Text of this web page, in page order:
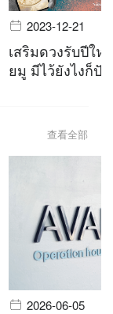
2023-12-21
เสริมดวงรับปีให
ยมู มีไว้ยังไงก็ปัง!
查看全部
2026-06-05